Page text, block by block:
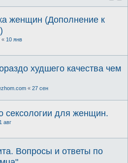
женщин (Дополнение к
« 10 янв
худшего качества чем
« 27 сен
сексологии для женщин.
авг
Вопросы и ответы по